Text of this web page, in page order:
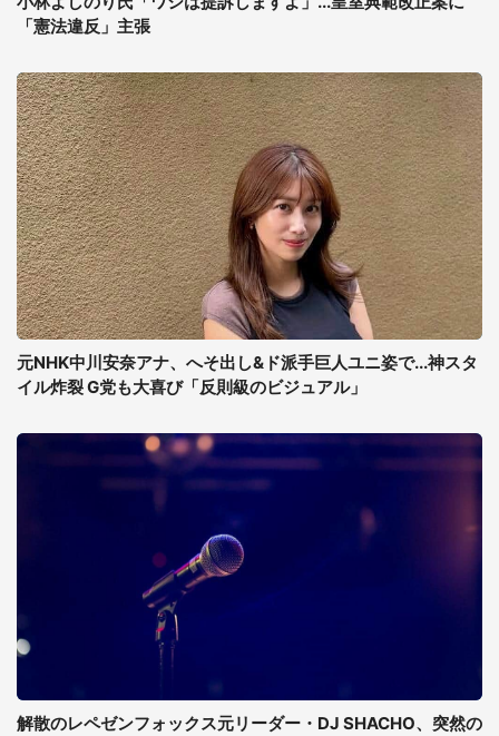
「憲法違反」主張
元NHK中川安奈アナ、へそ出し&ド派手巨人ユニ姿で...神スタ
イル炸裂 G党も大喜び「反則級のビジュアル」
解散のレペゼンフォックス元リーダー・DJ SHACHO、突然の